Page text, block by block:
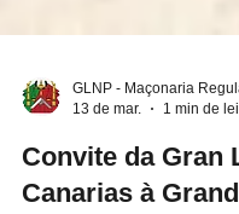
GLNP - Maçonaria
13 de mar.
1 min de